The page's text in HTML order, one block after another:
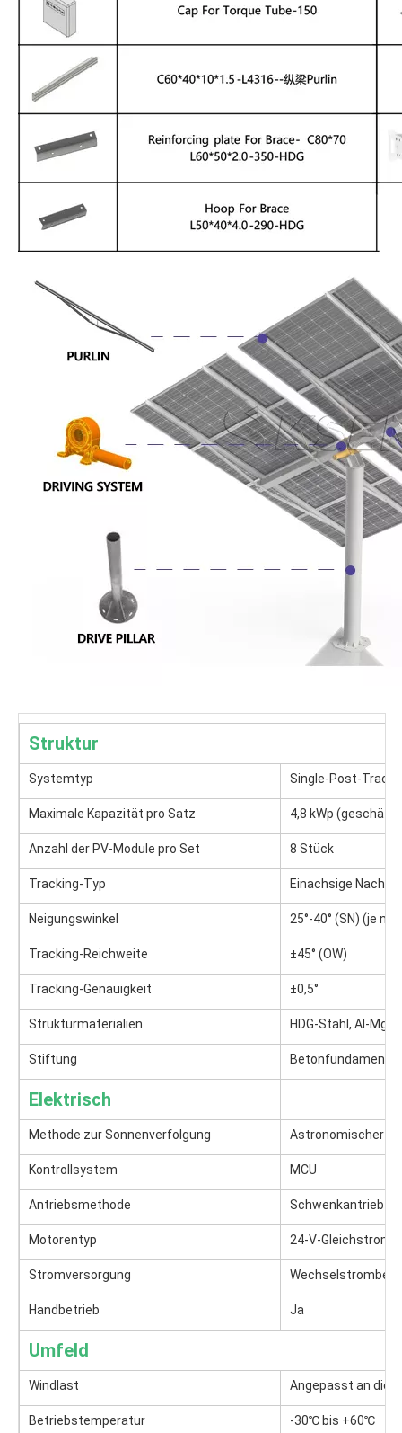
Struktur
Systemtyp Single-Post-
Maximale Kapazität pro Satz 4,8 kWp
Anzahl der PV-Module pro Set 8 Stück
Tracking-Typ Einachsige
Neigungswinkel 25°-40° (SN) (je
Tracking-Reichweite ±45° (OW)
Tracking-Genauigkeit ±0,5°
Strukturmaterialien HDG-Stahl, Al-
Stiftung Betonfundament
Elektrisch
Methode zur Sonnenverfolgung Astronomischer
Kontrollsystem MCU
Antriebsmethode Schwenkantrieb
Motorentyp 24-V-
Stromversorgung
Handbetrieb Ja
Umfeld
Windlast Angepasst an die
Betriebstemperatur -30℃ bis +60℃